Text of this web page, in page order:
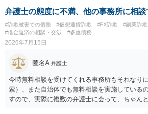
弁護士の態度に不満、他の事務所に相談
#詐欺被害での債務 #仮想通貨詐欺 #FX詐欺
#副業詐欺
#借金返済の相談・交渉
#多重債務
2026年7月15日
匿名A 弁護士
今時無料相談を受けてくれる事務所もそれなり
索）、また自治体でも無料相談を実施している
すので、実際に複数の弁護士に会って、ちゃん